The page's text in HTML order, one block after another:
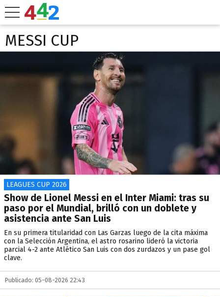
MESSI CUP
LEAGUES CUP 2026
Show de Lionel Messi en el Inter Miami: tras su
paso por el Mundial, brilló con un doblete y
asistencia ante San Luis
En su primera titularidad con Las Garzas luego de la cita máxima
con la Selección Argentina, el astro rosarino lideró la victoria
parcial 4-2 ante Atlético San Luis con dos zurdazos y un pase gol
clave.
Publicado: 05-08-2026 22:43